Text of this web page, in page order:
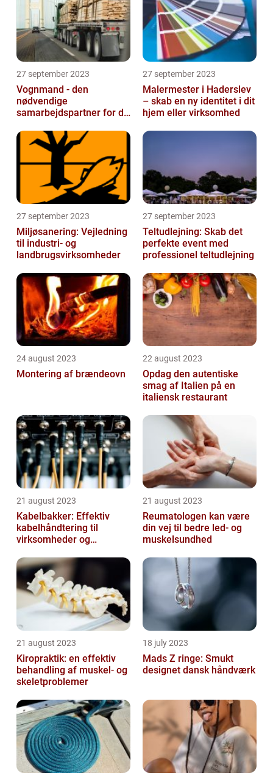
27 september 2023
Vognmand - den
nødvendige
samarbejdspartner for dit
27 september 2023
Malermester i Haderslev
– skab en ny identitet i dit
hjem eller virksomhed
27 september 2023
Miljøsanering: Vejledning
til industri- og
landbrugsvirksomheder
27 september 2023
Teltudlejning: Skab det
perfekte event med
professionel teltudlejning
24 august 2023
Montering af brændeovn
22 august 2023
Opdag den autentiske
smag af Italien på en
italiensk restaurant
21 august 2023
Kabelbakker: Effektiv
kabelhåndtering til
virksomheder og
21 august 2023
Reumatologen kan være
din vej til bedre led- og
muskelsundhed
21 august 2023
Kiropraktik: en effektiv
behandling af muskel- og
skeletproblemer
18 july 2023
Mads Z ringe: Smukt
designet dansk håndværk